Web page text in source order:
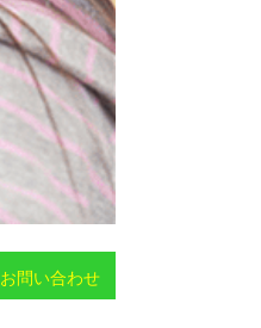
お問い合わせ